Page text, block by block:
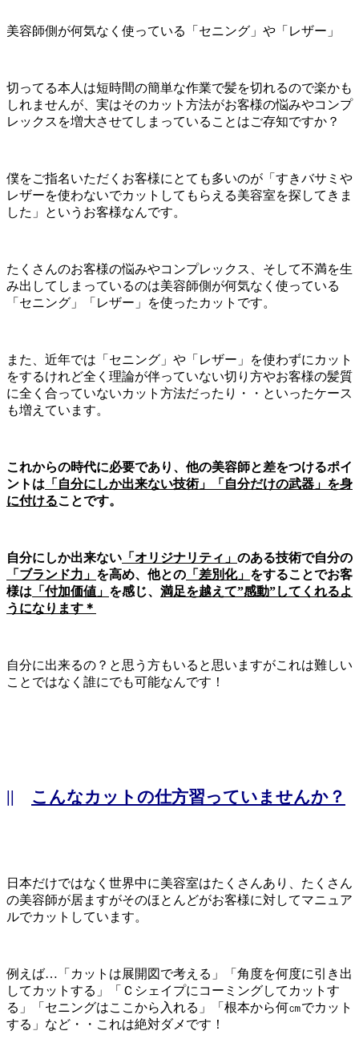
美容師側が何気なく使っている「セニング」や「レザー」
切ってる本人は短時間の簡単な作業で髪を切れるので楽かも
しれませんが、実はそのカット方法がお客様の悩みやコンプ
レックスを増大させてしまっていることはご存知ですか？
僕をご指名いただくお客様にとても多いのが「すきバサミや
レザーを使わないでカットしてもらえる美容室を探してきま
した」というお客様なんです。
たくさんのお客様の悩みやコンプレックス、そして不満を生
み出してしまっているのは美容師側が何気なく使っている
「セニング」「レザー」を使ったカットです。
また、近年では「セニング」や「レザー」を使わずにカット
をするけれど全く理論が伴っていない切り方やお客様の髪質
に全く合っていないカット方法だったり・・といったケース
も増えています。
これからの時代に必要であり、他の美容師と差をつけるポイ
ントは 「自分にしか出来ない技術」「自分だけの武器」を身
に付けることです。
自分にしか出来ない 「オリジナリティ」 のある技術で自分の
「ブランド力」 を高め、他との 「差別化」 をすることでお客
様は 「付加価値」 を感じ、 満足を越えて”感動”してくれるよ
うになります＊
自分に出来るの？と思う方もいると思いますがこれは難しい
ことではなく誰にでも可能なんです！
|| こんなカットの仕方習っていませんか？
日本だけではなく世界中に美容室はたくさんあり、たくさん
の美容師が居ますがそのほとんどがお客様に対してマニュア
ルでカットしています。
例えば…「カットは展開図で考える」「角度を何度に引き出
してカットする」「Ｃシェイプにコーミングしてカットす
る」「セニングはここから入れる」「根本から何㎝でカット
する」など・・これは絶対ダメです！